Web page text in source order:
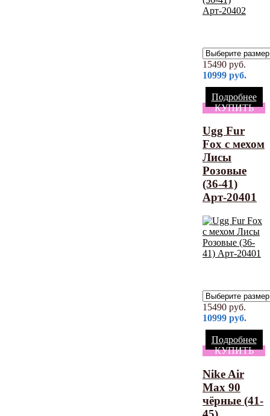
15490 руб.
10999 руб.
Подробнее
КУПИТЬ
Ugg Fur
Fox с мехом
Лисы
Розовые
(36-41)
Арт-20401
15490 руб.
10999 руб.
Подробнее
КУПИТЬ
Nike Air
Max 90
чёрные (41-